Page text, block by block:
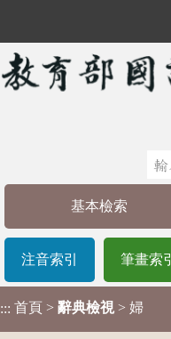
基本檢索
注音索引 筆畫索引
::: 首頁 > 辭典檢視 > 婦